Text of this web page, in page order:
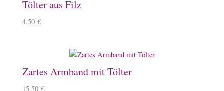
Tölter aus Filz
4,50 €
Zartes Armband mit Tölter
15,50 €